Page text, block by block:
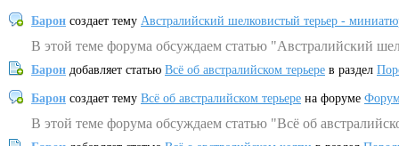
Барон создает тему Австралийский шелковистый терьер -
В этой теме форума обсуждаем статью "Австралийский
Барон добавляет статью Всё об австралийском терьере в раздел
Барон создает тему Всё об австралийском терьере на форуме
В этой теме форума обсуждаем статью "Всё об